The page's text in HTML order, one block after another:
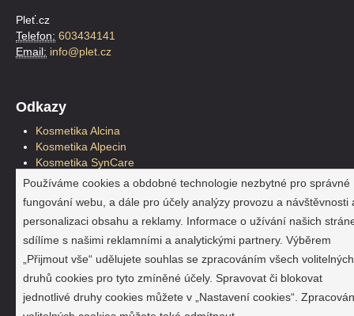
Pleť.cz
Telefon: 603434141
Email: info@plet.cz
Odkazy
Kosmetika Alcina
Kosmetika Alpecin
Kosmetika SynCare
Kosmetika Plantur39
Pleťová kosmetika
Reklama a marketing
Hračky a doplňky
Jahho.cz
SynCare
SynCare na Slovensku
Používáme cookies a obdobné technologie nezbytné pro správné
fungování webu, a dále pro účely analýzy provozu a návštěvnosti
personalizaci obsahu a reklamy. Informace o užívání našich
sdílíme s našimi reklamními a analytickými partnery. Výběrem
„Přijmout vše“ udělujete souhlas se zpracováním všech volitelných
druhů cookies pro tyto zmíněné účely. Spravovat či blokovat
jednotlivé druhy cookies můžete v „Nastavení cookies“.